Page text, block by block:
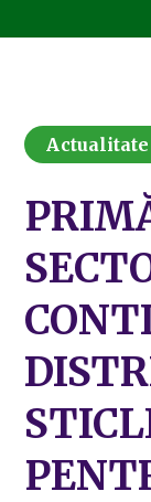
Actualitate